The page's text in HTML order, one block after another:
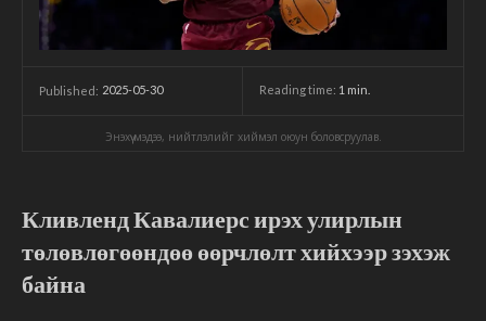
Published: 2025-05-30 Reading time: 1 min.
Энэхүү мэдээ, нийтлэлийг хиймэл оюун боловсруулав.
Кливленд Кавалиерс ирэх улирлын
төлөвлөгөөндөө өөрчлөлт хийхээр зэхэж
байна